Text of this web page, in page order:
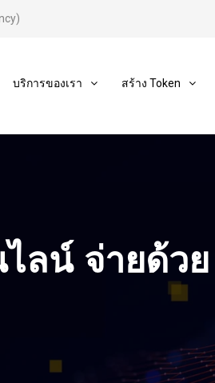
บริการของเรา สร้าง Token
ลน์ จ่ายด้ว